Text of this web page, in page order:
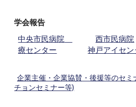
学会報告
中央市民病院
西市民病院
療センター
神戸アイセン
企業主催・企業協賛・後援等のセミ
チョンセミナー等)